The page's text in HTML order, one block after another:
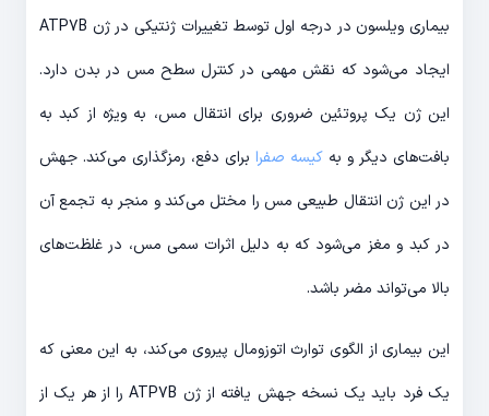
بیماری ویلسون در درجه اول توسط تغییرات ژنتیکی در ژن ATP7B
ایجاد می‌شود که نقش مهمی در کنترل سطح مس در بدن دارد.
این ژن یک پروتئین ضروری برای انتقال مس، به ویژه از کبد به
بافت‌های دیگر و به کیسه صفرا برای دفع، رمزگذاری می‌کند. جهش
در این ژن انتقال طبیعی مس را مختل می‌کند و منجر به تجمع آن
در کبد و مغز می‌شود که به دلیل اثرات سمی مس، در غلظت‌های
بالا می‌تواند مضر باشد.
این بیماری از الگوی توارث اتوزومال پیروی می‌کند، به این معنی که
یک فرد باید یک نسخه جهش یافته از ژن ATP7B را از هر یک از